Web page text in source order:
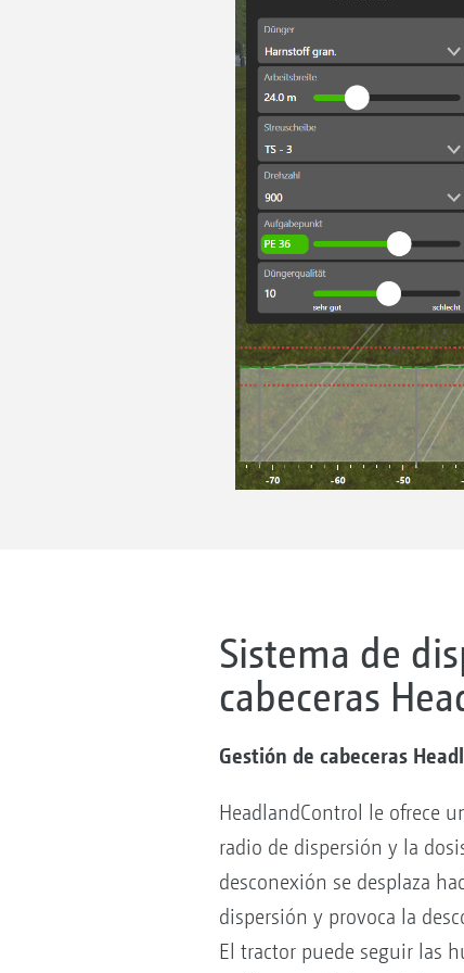
Sistema de
cabeceras
Gestión de cabeceras
HeadlandControl le ofrece
radio de dispersión y la
desconexión se desplaza
dispersión y provoca la
El tractor puede seguir las